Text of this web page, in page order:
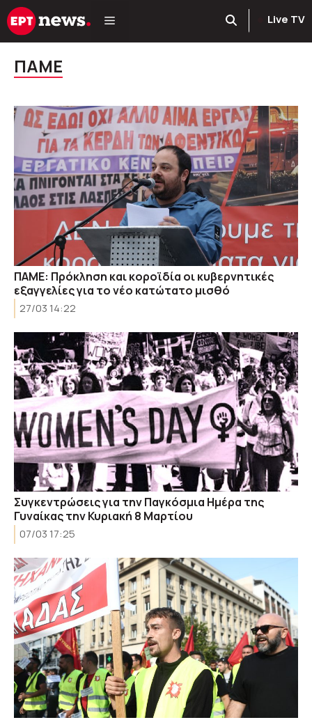
Μετάβαση
σε
Live TV
ΠΑΜΕ
ΠΑΜΕ: Πρόκληση και κοροϊδία οι κυβερνητικές
εξαγγελίες για το νέο κατώτατο μισθό
27/03 14:22
Συγκεντρώσεις για την Παγκόσμια Ημέρα της
Γυναίκας την Κυριακή 8 Μαρτίου
07/03 17:25